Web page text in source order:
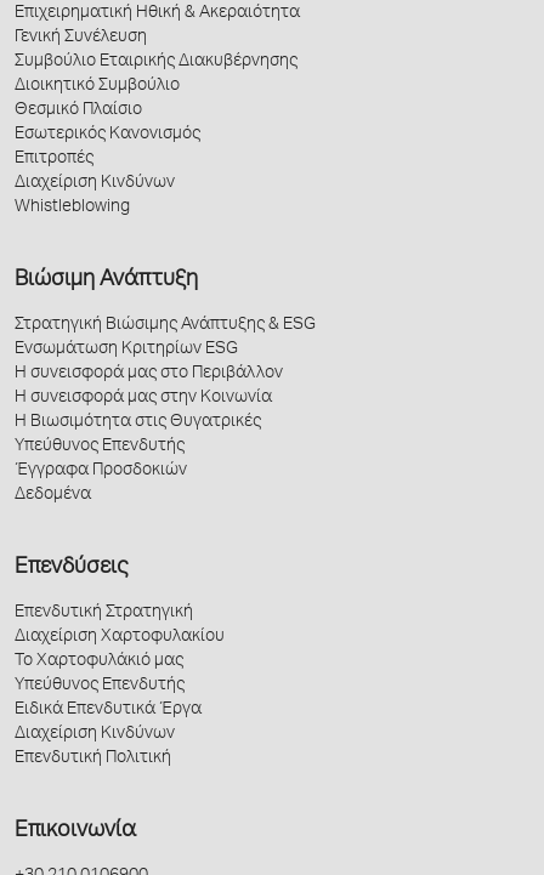
Επιχειρηματική Ηθική & Ακεραιότητα
Γενική Συνέλευση
Συμβούλιο Εταιρικής Διακυβέρνησης
Διοικητικό Συμβούλιο
Θεσμικό Πλαίσιο
Εσωτερικός Κανονισμός
Επιτροπές
Διαχείριση Κινδύνων
Whistleblowing
Βιώσιμη Ανάπτυξη
Στρατηγική Βιώσιμης Ανάπτυξης & ESG
Ενσωμάτωση Κριτηρίων ESG
Η συνεισφορά μας στο Περιβάλλον
Η συνεισφορά μας στην Κοινωνία
Η Βιωσιμότητα στις Θυγατρικές
Υπεύθυνος Επενδυτής
Έγγραφα Προσδοκιών
Δεδομένα
Επενδύσεις
Επενδυτική Στρατηγική
Διαχείριση Χαρτοφυλακίου
Το Χαρτοφυλάκιό μας
Υπεύθυνος Επενδυτής
Ειδικά Επενδυτικά Έργα
Διαχείριση Κινδύνων
Επενδυτική Πολιτική
Επικοινωνία